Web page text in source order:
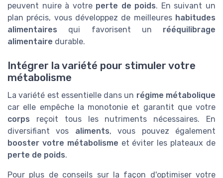
peuvent nuire à votre perte de poids. En suivant un
plan précis, vous développez de meilleures habitudes
alimentaires qui favorisent un rééquilibrage
alimentaire durable.
Intégrer la variété pour stimuler votre
métabolisme
La variété est essentielle dans un régime métabolique
car elle empêche la monotonie et garantit que votre
corps reçoit tous les nutriments nécessaires. En
diversifiant vos aliments, vous pouvez également
booster votre métabolisme et éviter les plateaux de
perte de poids.
Pour plus de conseils sur la façon d'optimiser votre